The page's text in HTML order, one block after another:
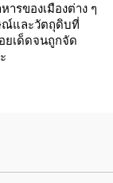
รของเมืองต่าง ๆ
ณ์และวัตถุดิบที่
เด็ดจนถูกจัด